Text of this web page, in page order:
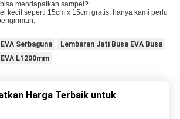
mendapatkan sampel?
kecil seperti 15cm x 15cm gratis, hanya kami perlu
Serbaguna
Lembaran Jati Busa EVA Busa
L1200mm
Harga Terbaik untuk